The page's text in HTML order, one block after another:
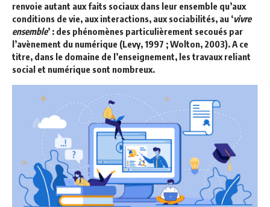
renvoie autant aux faits sociaux dans leur ensemble qu’aux
conditions de vie, aux interactions, aux sociabilités, au ‘vivre
ensemble’ : des phénomènes particulièrement secoués par
l’avènement du numérique (Levy, 1997 ; Wolton, 2003). A ce
titre, dans le domaine de l’enseignement, les travaux reliant
social et numérique sont nombreux.